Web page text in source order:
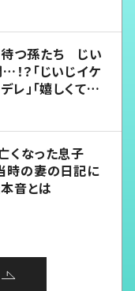
待つ孫たち じい
！？「じいじイケ
レ」「嬉しくて可
くなった息子
時の妻の日記に
音とは